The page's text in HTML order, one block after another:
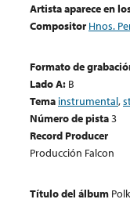
Artista aparece en
Compositor Hnos.
Formato de
Lado A: B
Tema instrumental,
Número de pista3
Record Producer
Producción Falcon
Título del álbum